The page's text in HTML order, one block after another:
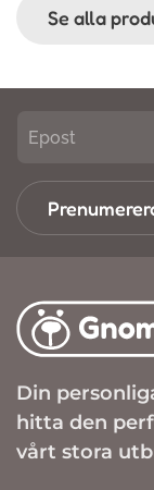
Se alla
Din
hitta den
vårt stora